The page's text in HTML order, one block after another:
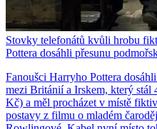
Stovky telefonátů kvůli hrobu
Pottera dosáhli přesunu
Fanoušci Harryho Pottera
mezi Británií a Irskem, který
Kč) a měl procházet v místě
postavy z filmu o mladém